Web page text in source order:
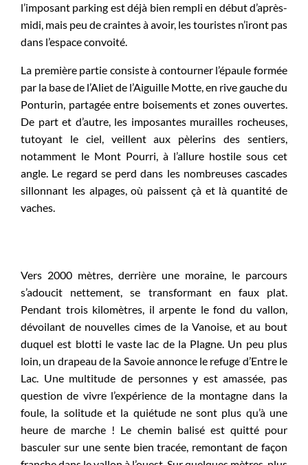
l’imposant parking est déjà bien rempli en début d’après-
midi, mais peu de craintes à avoir, les touristes n’iront pas
dans l’espace convoité.
La première partie consiste à contourner l’épaule formée
par la base de l’Aliet de l’Aiguille Motte, en rive gauche du
Ponturin, partagée entre boisements et zones ouvertes.
De part et d’autre, les imposantes murailles rocheuses,
tutoyant le ciel, veillent aux pèlerins des sentiers,
notamment le Mont Pourri, à l’allure hostile sous cet
angle. Le regard se perd dans les nombreuses cascades
sillonnant les alpages, où paissent çà et là quantité de
vaches.
Vers 2000 mètres, derrière une moraine, le parcours
s’adoucit nettement, se transformant en faux plat.
Pendant trois kilomètres, il arpente le fond du vallon,
dévoilant de nouvelles cimes de la Vanoise, et au bout
duquel est blotti le vaste lac de la Plagne. Un peu plus
loin, un drapeau de la Savoie annonce le refuge d’Entre le
Lac. Une multitude de personnes y est amassée, pas
question de vivre l’expérience de la montagne dans la
foule, la solitude et la quiétude ne sont plus qu’à une
heure de marche ! Le chemin balisé est quitté pour
basculer sur une sente bien tracée, remontant de façon